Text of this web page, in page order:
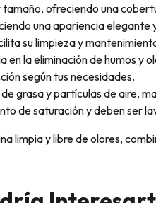
ofreciendo una
una apariencia elegante
su limpieza y
en la eliminación de humos y
según tus necesidades.
grasa y partículas de aire,
de saturación y deben ser
y libre de olores,